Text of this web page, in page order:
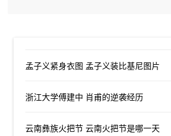
孟子义紧身衣图 孟子义装比基尼图片
浙江大学傅建中 肖甫的逆袭经历
云南彝族火把节 云南火把节是哪一天